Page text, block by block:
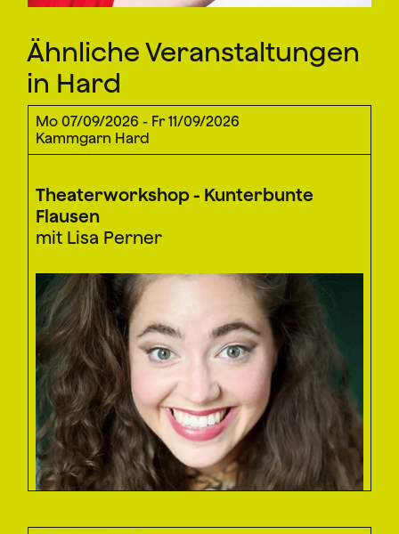
Ähnliche Veranstaltungen
in Hard
Mo 07/09/2026 - Fr 11/09/2026
Kammgarn Hard
Theaterworkshop - Kunterbunte
Flausen
mit Lisa Perner